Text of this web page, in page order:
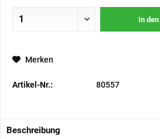
In den
Merken
Artikel-Nr.: 80557
Beschreibung